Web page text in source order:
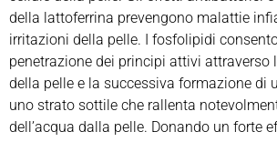
della lattoferrina prevengono malattie
irritazioni della pelle. I fosfolipidi
penetrazione dei principi attivi attraverso
della pelle e la successiva formazione di
uno strato sottile che rallenta
dell’acqua dalla pelle. Donando un forte